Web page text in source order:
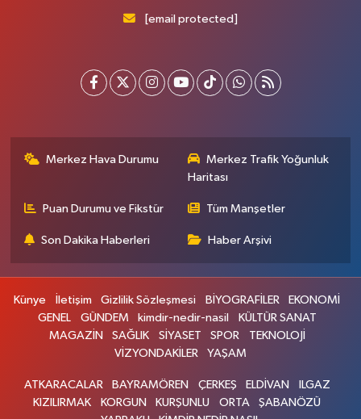
[email protected]
Merkez Hava Durumu
Merkez Trafik Yoğunluk
Haritası
Puan Durumu ve Fikstür Tüm Manşetler
Son Dakika Haberleri Haber Arşivi
Künye İletişim Gizlilik Sözleşmesi BİYOGRAFİLER
EKONOMİ
GENEL
GÜNDEM kimdir-nedir-nasil
KÜLTÜR SANAT
MAGAZİN
SAĞLIK SİYASET SPOR
TEKNOLOJİ
VİZYONDAKİLER
YAŞAM
ATKARACALAR BAYRAMÖREN ÇERKEŞ ELDİVAN
ILGAZ
KIZILIRMAK
KORGUN KURŞUNLU ORTA
ŞABANÖZÜ